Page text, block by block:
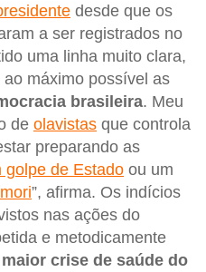
desde que os
a ser registrados no
uma linha muito clara,
máximo possível as
brasileira. Meu
de olavistas que controla
preparando as
golpe de Estado ou um
”, afirma. Os indícios
nas ações do
e metodicamente
crise de saúde do